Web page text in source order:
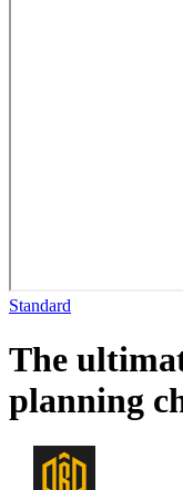
Standard
The
planning